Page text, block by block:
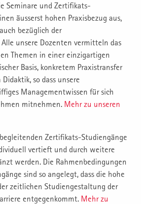
Seminare und Zertifikats-
äusserst hohen Praxisbezug aus,
bezüglich der
unsere Dozenten vermitteln das
Themen in einer einzigartigen
Basis, konkretem Praxistransfer
so dass unsere
Managementwissen für sich
mitnehmen. Mehr zu unseren
Zertifikats-Studiengänge
vertieft und durch weitere
werden. Die Rahmenbedingungen
sind so angelegt, dass die hohe
zeitlichen Studiengestaltung der
entgegenkommt. Mehr zu